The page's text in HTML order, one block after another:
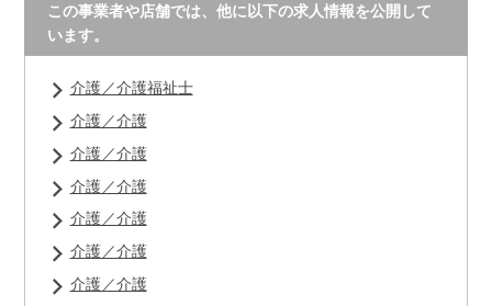
この事業者や店舗では、他に以下の求人情報を公開して
います。
介護／介護福祉士
介護／介護
介護／介護
介護／介護
介護／介護
介護／介護
介護／介護